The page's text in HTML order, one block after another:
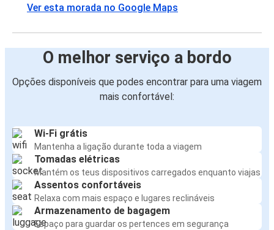
Ver esta morada no Google Maps
O melhor serviço a bordo
Opções disponíveis que podes encontrar para uma viagem
mais confortável:
Wi-Fi grátis
Mantenha a ligação durante toda a viagem
Tomadas elétricas
Mantém os teus dispositivos carregados enquanto viajas
Assentos confortáveis
Relaxa com mais espaço e lugares reclináveis
Armazenamento de bagagem
Espaço para guardar os pertences em segurança